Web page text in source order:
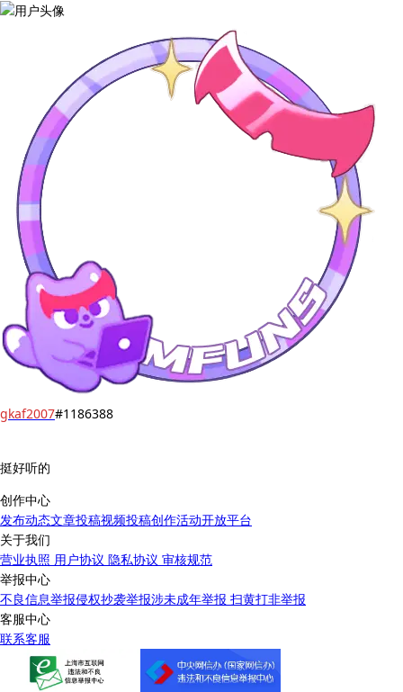
gkaf2007#1186388
挺好听的
创作中心
发布动态文章投稿视频投稿创作活动开放平台
关于我们
营业执照 用户协议 隐私协议 审核规范
举报中心
不良信息举报侵权抄袭举报涉未成年举报 扫黄打非举报
客服中心
联系客服